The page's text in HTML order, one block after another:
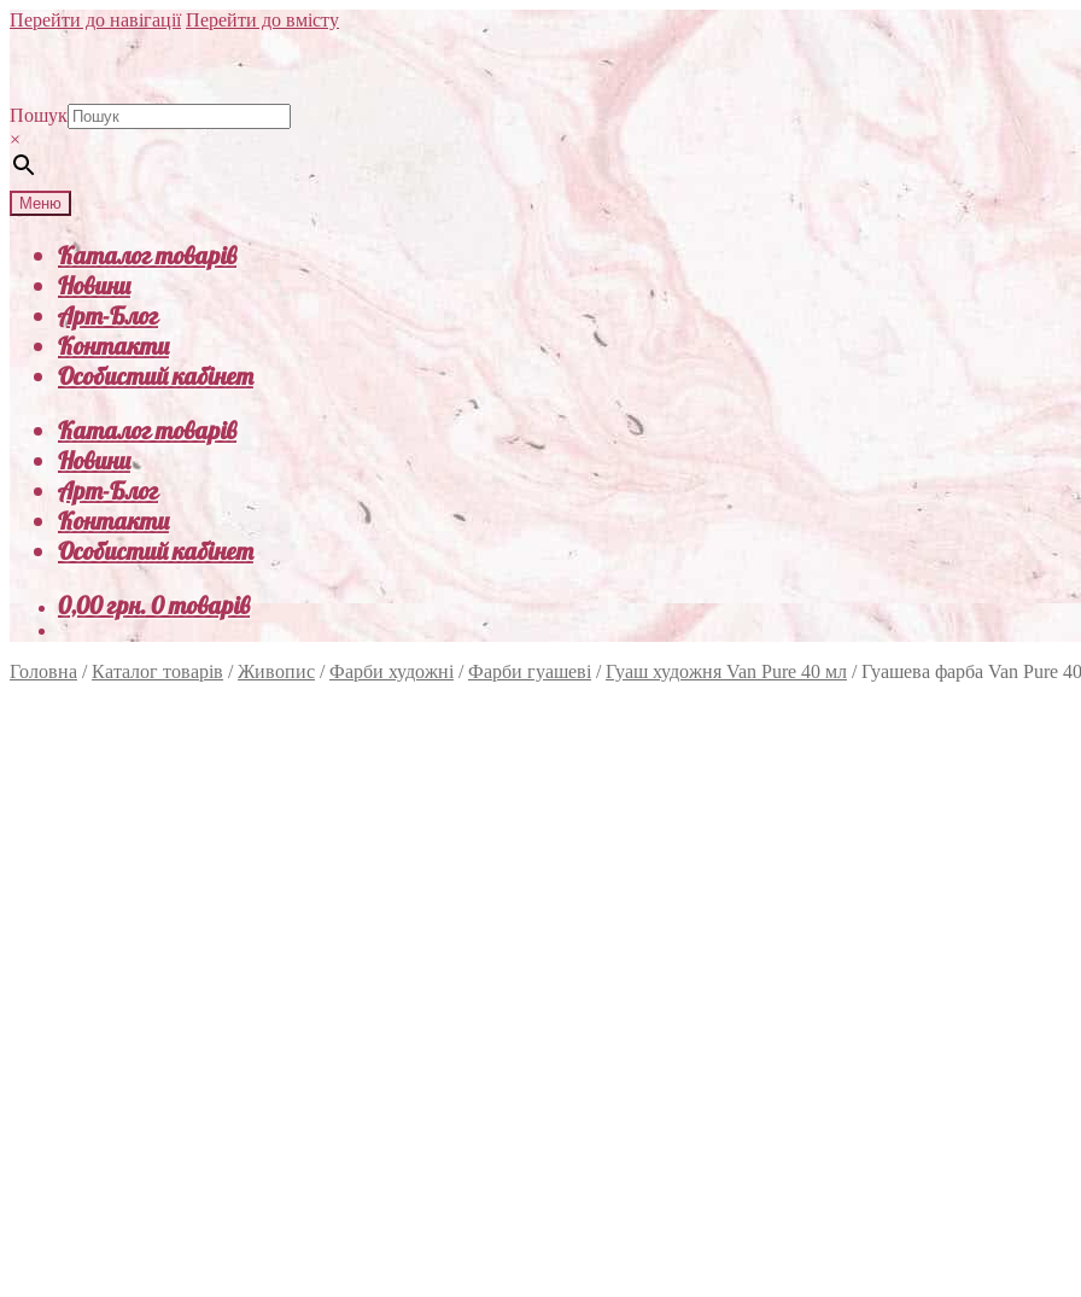
Перейти до навігації Перейти до вмісту
Пошук
×
Меню
Каталог товарів
Новини
Арт-Блог
Контакти
Особистий кабінет
Каталог товарів
Новини
Арт-Блог
Контакти
Особистий кабінет
0,00грн.0 товарів
Головна /Каталог товарів /Живопис /Фарби художні /Фарби гуашеві /Гуаш художня Van Pure 40 мл /Гуашева фарба Van Pure